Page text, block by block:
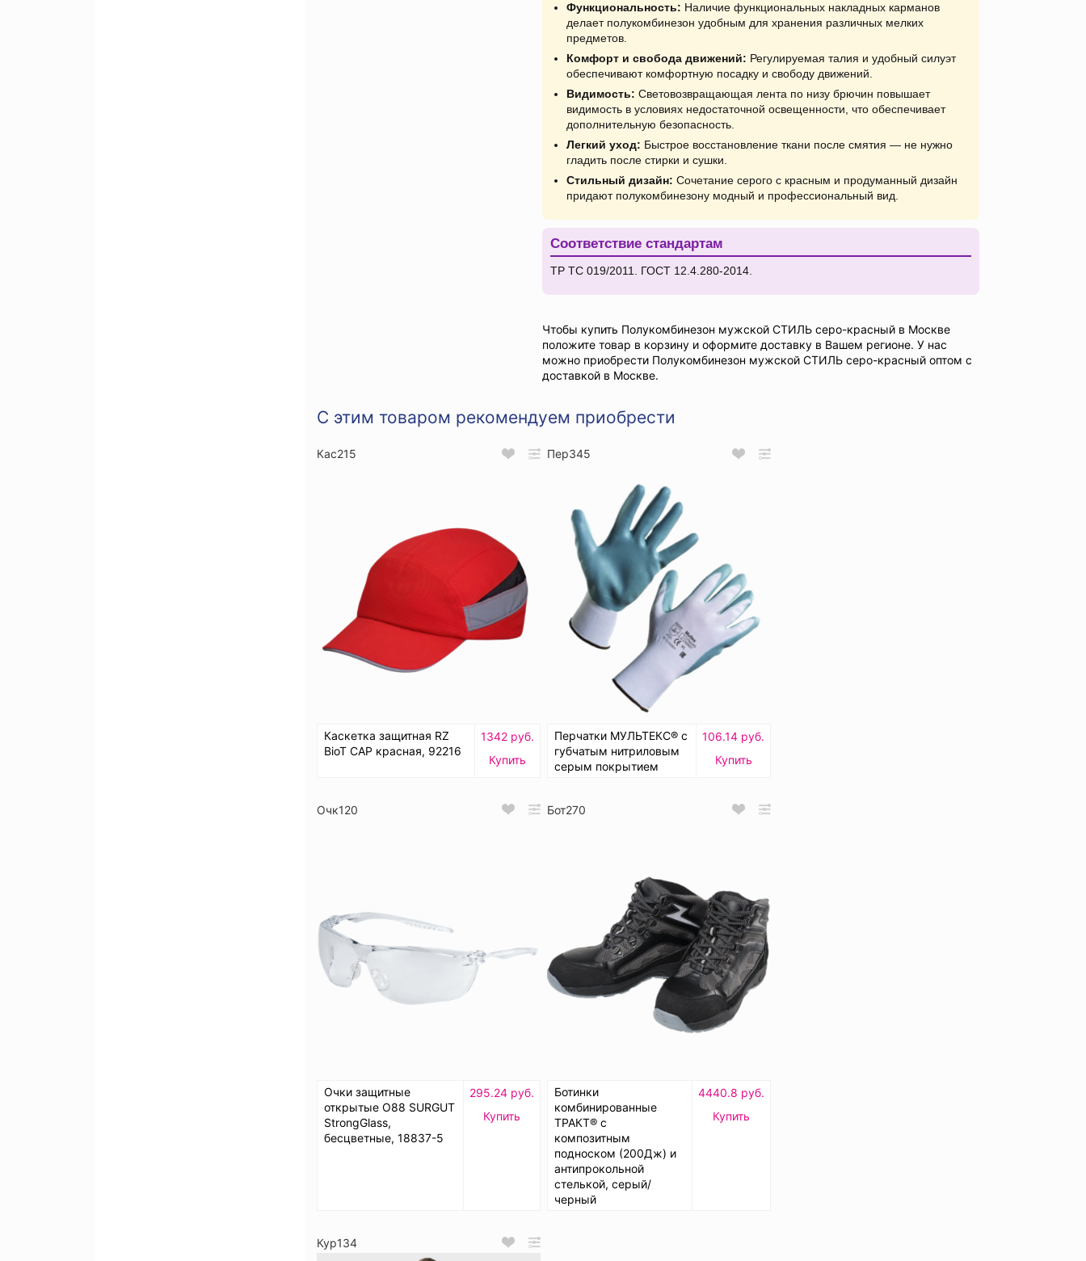
Функциональность: Наличие функциональных накладных карманов
делает полукомбинезон удобным для хранения различных мелких
предметов.
Комфорт и свобода движений: Регулируемая талия и удобный силуэт
обеспечивают комфортную посадку и свободу движений.
Видимость: Световозвращающая лента по низу брючин повышает
видимость в условиях недостаточной освещенности, что обеспечивает
дополнительную безопасность.
Легкий уход: Быстрое восстановление ткани после смятия — не нужно
гладить после стирки и сушки.
Стильный дизайн: Сочетание серого с красным и продуманный дизайн
придают полукомбинезону модный и профессиональный вид.
Соответствие стандартам
ТР ТС 019/2011. ГОСТ 12.4.280-2014.
Чтобы купить Полукомбинезон мужской СТИЛЬ серо-красный в Москве
положите товар в корзину и оформите доставку в Вашем регионе. У нас
можно приобрести Полукомбинезон мужской СТИЛЬ серо-красный оптом с
доставкой в Москве.
С этим товаром рекомендуем приобрести
Кас215
Каскетка защитная RZ
BioT CAP красная, 92216
1342 руб.
Купить
Пер345
Перчатки МУЛЬТЕКС® с
губчатым нитриловым
серым покрытием
106.14 руб.
Купить
Очк120
Очки защитные
открытые О88 SURGUT
StrongGlass,
бесцветные, 18837-5
295.24 руб.
Купить
Бот270
Ботинки
комбинированные
ТРАКТ® с
композитным
подноском (200Дж) и
антипрокольной
стелькой, серый/
черный
4440.8 руб.
Купить
Кур134